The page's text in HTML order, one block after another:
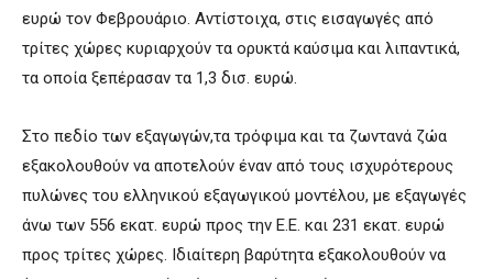
ευρώ τον Φεβρουάριο. Αντίστοιχα, στις εισαγωγές από
τρίτες χώρες κυριαρχούν τα ορυκτά καύσιμα και λιπαντικά,
τα οποία ξεπέρασαν τα 1,3 δισ. ευρώ.
Στο πεδίο των εξαγωγών,τα τρόφιμα και τα ζωντανά ζώα
εξακολουθούν να αποτελούν έναν από τους ισχυρότερους
πυλώνες του ελληνικού εξαγωγικού μοντέλου, με εξαγωγές
άνω των 556 εκατ. ευρώ προς την Ε.Ε. και 231 εκατ. ευρώ
προς τρίτες χώρες. Ιδιαίτερη βαρύτητα εξακολουθούν να